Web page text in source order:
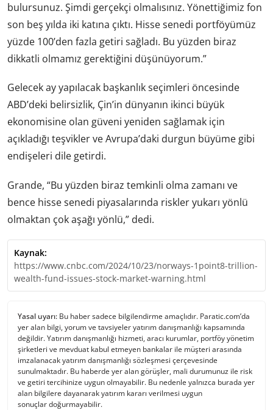
bulursunuz. Şimdi gerçekçi olmalısınız. Yönettiğimiz fon
son beş yılda iki katına çıktı. Hisse senedi portföyümüz
yüzde 100’den fazla getiri sağladı. Bu yüzden biraz
dikkatli olmamız gerektiğini düşünüyorum.”
Gelecek ay yapılacak başkanlık seçimleri öncesinde
ABD’deki belirsizlik, Çin’in dünyanın ikinci büyük
ekonomisine olan güveni yeniden sağlamak için
açıkladığı teşvikler ve Avrupa’daki durgun büyüme gibi
endişeleri dile getirdi.
Grande, “Bu yüzden biraz temkinli olma zamanı ve
bence hisse senedi piyasalarında riskler yukarı yönlü
olmaktan çok aşağı yönlü,” dedi.
Kaynak:
https://www.cnbc.com/2024/10/23/norways-1point8-trillion-
wealth-fund-issues-stock-market-warning.html
Yasal uyarı: Bu haber sadece bilgilendirme amaçlıdır. Paratic.com’da
yer alan bilgi, yorum ve tavsiyeler yatırım danışmanlığı kapsamında
değildir. Yatırım danışmanlığı hizmeti, aracı kurumlar, portföy yönetim
şirketleri ve mevduat kabul etmeyen bankalar ile müşteri arasında
imzalanacak yatırım danışmanlığı sözleşmesi çerçevesinde
sunulmaktadır. Bu haberde yer alan görüşler, mali durumunuz ile risk
ve getiri tercihinize uygun olmayabilir. Bu nedenle yalnızca burada yer
alan bilgilere dayanarak yatırım kararı verilmesi uygun
sonuçlar doğurmayabilir.